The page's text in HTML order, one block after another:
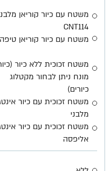
משטח עם כיור קוריאן
CNT114
משטח עם כיור קוריאן טיפה
משטח זכוכית ללא כיור
מונח ניתן לבחור מקטלוג
כיורים)
משטח זכוכית עם כיור
מלבני
משטח זכוכית עם כיור
אליפסה